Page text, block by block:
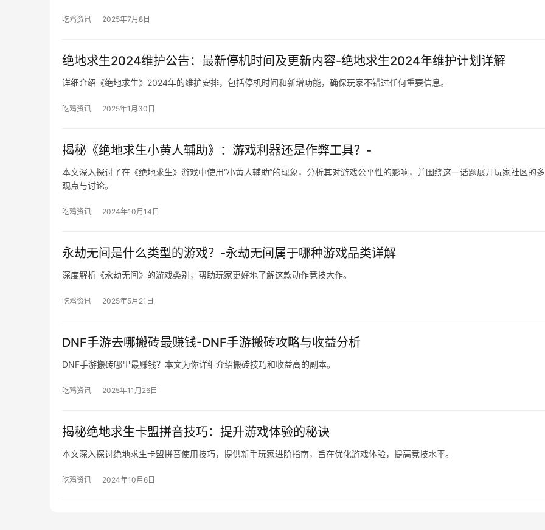
吃鸡资讯 2025年7月8日
绝地求生2024维护公告：最新停机时间及更新内容-绝地求生2024年维护计划详解
详细介绍《绝地求生》2024年的维护安排，包括停机时间和新增功能，确保玩家不错过任何重要信息。
吃鸡资讯 2025年1月30日
揭秘《绝地求生小黄人辅助》：游戏利器还是作弊工具？-
本文深入探讨了在《绝地求生》游戏中使用“小黄人辅助”的现象，分析其对游戏公平性的影响，并围绕这一话题展开玩家社区的
观点与讨论。
吃鸡资讯 2024年10月14日
永劫无间是什么类型的游戏？-永劫无间属于哪种游戏品类详解
深度解析《永劫无间》的游戏类别，帮助玩家更好地了解这款动作竞技大作。
吃鸡资讯 2025年5月21日
DNF手游去哪搬砖最赚钱-DNF手游搬砖攻略与收益分析
DNF手游搬砖哪里最赚钱？本文为你详细介绍搬砖技巧和收益高的副本。
吃鸡资讯 2025年11月26日
揭秘绝地求生卡盟拼音技巧：提升游戏体验的秘诀
本文深入探讨绝地求生卡盟拼音使用技巧，提供新手玩家进阶指南，旨在优化游戏体验，提高竞技水平。
吃鸡资讯 2024年10月6日